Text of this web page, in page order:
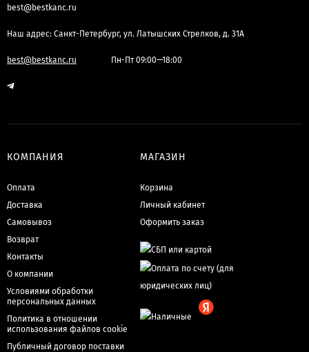
best@bestkanc.ru
Наш адрес: Санкт-Петербург, ул. Латышских Стрелков, д. 31А
best@bestkanc.ru Пн-Пт 09:00—18:00
КОМПАНИЯ
Оплата
Доставка
Самовывоз
Возврат
Контакты
О компании
Условиями обработки
персональных данных
Политика в отношении
использования файлов cookie
Публичный договор поставки
МАГАЗИН
Корзина
Личный кабинет
Оформить заказ